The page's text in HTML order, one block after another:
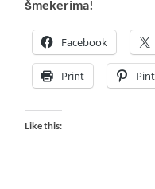
šmekerima!
Facebook
Print
Like this: